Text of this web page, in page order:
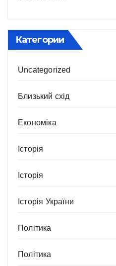
Категории
Uncategorized
Близький схід
Економіка
Історія
Історія
Історія України
Політика
Політика